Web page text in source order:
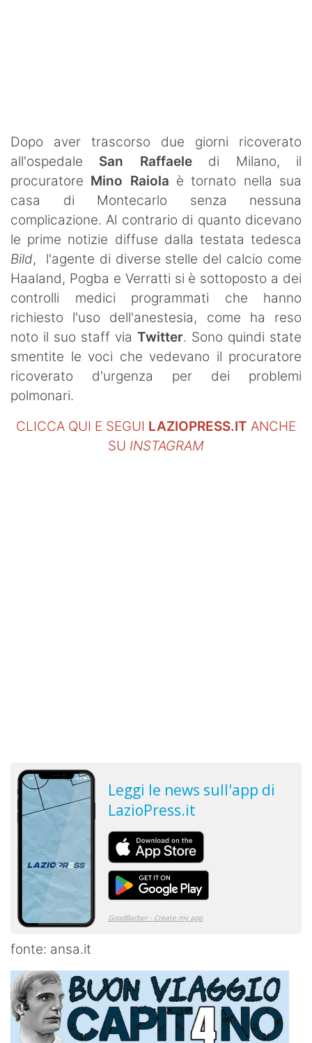
Contatti
Dopo aver trascorso due giorni ricoverato
all'ospedale San Raffaeledi Milano, il
procuratore Mino Raiola è tornato nella sua
casa di Montecarlo senza nessuna
complicazione. Al contrario di quanto dicevano
le prime notizie diffuse dalla testata tedesca
Bild, l'agente di diverse stelle del calcio come
Haaland, Pogba e Verratti si è sottoposto a dei
controlli medici programmati che hanno
richiesto l'uso dell'anestesia, come ha reso
noto il suo staff via Twitter. Sono quindi state
smentite le voci che vedevano il procuratore
ricoverato d'urgenza per dei problemi
polmonari.
CLICCA QUI E SEGUI LAZIOPRESS.IT ANCHE
SU INSTAGRAM
fonte: ansa.it